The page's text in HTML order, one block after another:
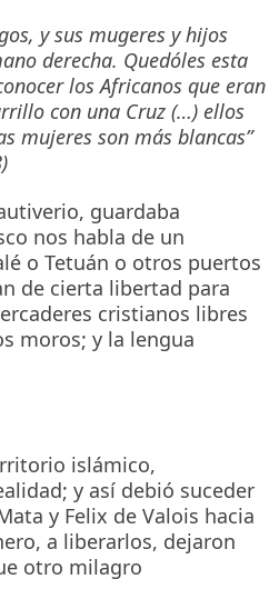
y sus mugeres y hijos
derecha. Quedóles esta
los Africanos que eran
con una Cruz (…) ellos
mujeres son más blancas”
guardaba
nos habla de un
o Tetuán o otros puertos
de cierta libertad para
cristianos libres
moros; y la lengua
islámico,
y así debió suceder
y Felix de Valois hacia
a liberarlos, dejaron
otro milagro